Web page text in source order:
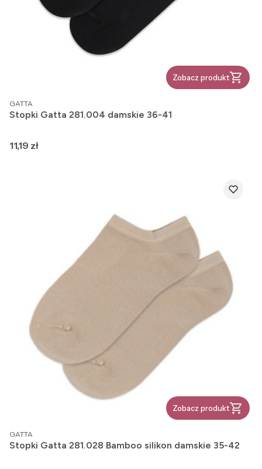
Zobacz produkt
PRODUCENT
GATTA
Stopki Gatta 281.004 damskie 36-41
Cena
11,19 zł
Zobacz produkt
PRODUCENT
GATTA
Stopki Gatta 281.028 Bamboo silikon damskie 35-42